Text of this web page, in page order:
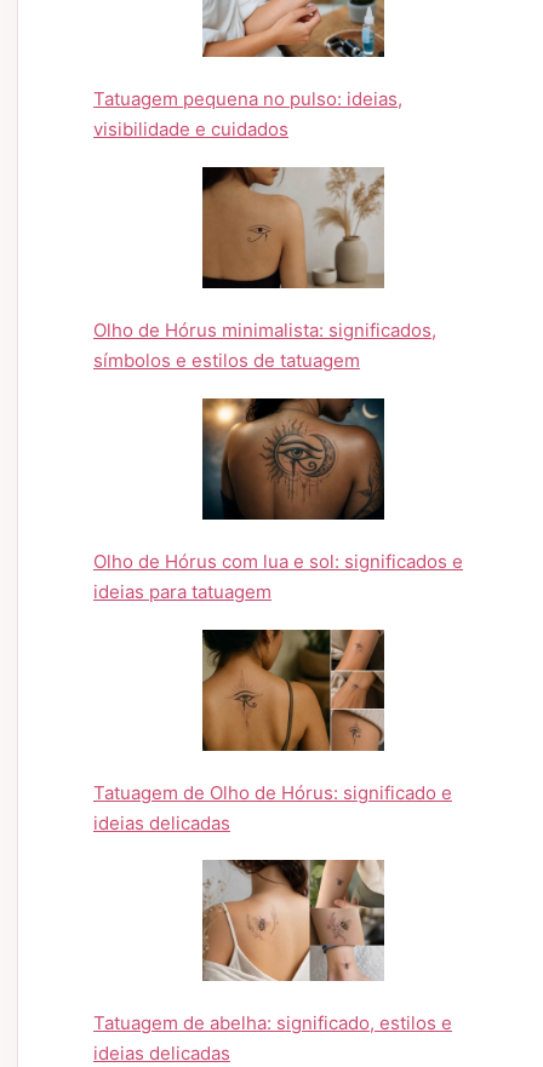
Tatuagem pequena no pulso: ideias,
visibilidade e cuidados
Olho de Hórus minimalista: significados,
símbolos e estilos de tatuagem
Olho de Hórus com lua e sol: significados e
ideias para tatuagem
Tatuagem de Olho de Hórus: significado e
ideias delicadas
Tatuagem de abelha: significado, estilos e
ideias delicadas